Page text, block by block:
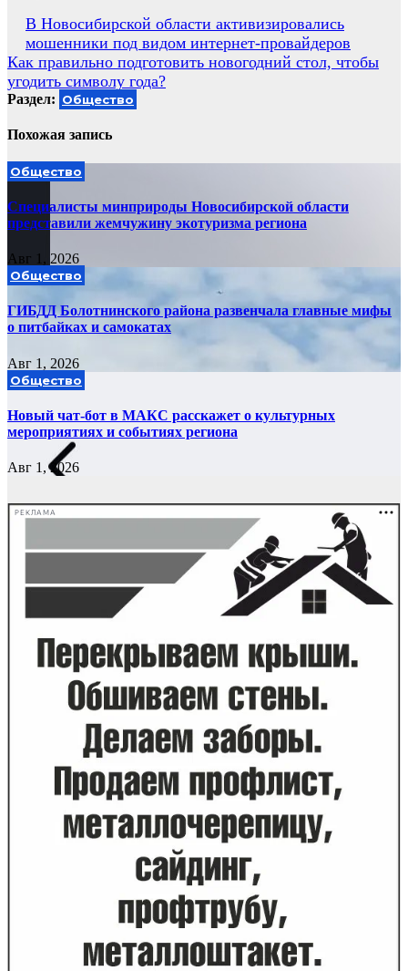
Навигация
по
записям
В Новосибирской области активизировались
мошенники под видом интернет-провайдеров
Как правильно подготовить новогодний стол, чтобы
угодить символу года?
Раздел: Общество
Похожая запись
Общество
Специалисты минприроды Новосибирской области
представили жемчужину экотуризма региона
Авг 1, 2026
Общество
ГИБДД Болотнинского района развенчала главные мифы
о питбайках и самокатах
Авг 1, 2026
Общество
Новый чат-бот в МАКС расскажет о культурных
мероприятиях и событиях региона
Авг 1, 2026
РЕКЛАМА